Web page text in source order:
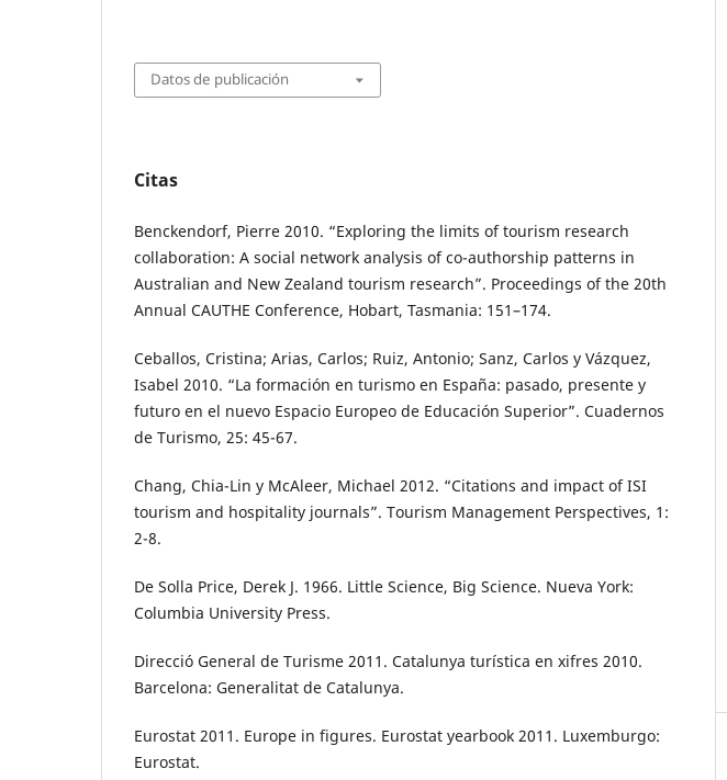
Datos de publicación
Citas
Benckendorf, Pierre 2010. “Exploring the limits of tourism research
collaboration: A social network analysis of co-authorship patterns in
Australian and New Zealand tourism research”. Proceedings of the 20th
Annual CAUTHE Conference, Hobart, Tasmania: 151–174.
Ceballos, Cristina; Arias, Carlos; Ruiz, Antonio; Sanz, Carlos y Vázquez,
Isabel 2010. “La formación en turismo en España: pasado, presente y
futuro en el nuevo Espacio Europeo de Educación Superior”. Cuadernos
de Turismo, 25: 45-67.
Chang, Chia-Lin y McAleer, Michael 2012. “Citations and impact of ISI
tourism and hospitality journals”. Tourism Management Perspectives, 1:
2-8.
De Solla Price, Derek J. 1966. Little Science, Big Science. Nueva York:
Columbia University Press.
Direcció General de Turisme 2011. Catalunya turística en xifres 2010.
Barcelona: Generalitat de Catalunya.
Eurostat 2011. Europe in figures. Eurostat yearbook 2011. Luxemburgo:
Eurostat.